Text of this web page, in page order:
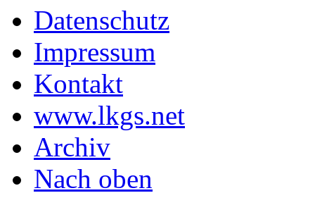
Datenschutz
Impressum
Kontakt
www.lkgs.net
Archiv
Nach oben